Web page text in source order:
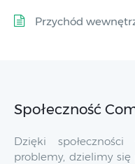
Przychód
Społeczność
Dzięki
problemy, dzielimy